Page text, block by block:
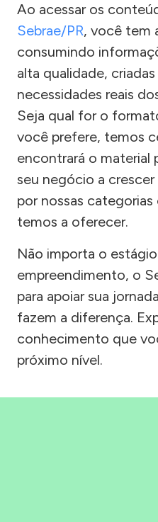
Ao acessar os
Sebrae/PR, você tem
consumindo
alta qualidade,
necessidades reais
Seja qual for o
você prefere, temos
encontrará o material
seu negócio a
por nossas
temos a oferecer.
Não importa o
empreendimento, o
para apoiar sua
fazem a diferença.
conhecimento que
próximo nível.